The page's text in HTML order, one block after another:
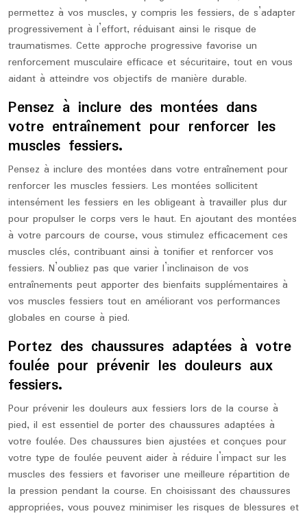
permettez à vos muscles, y compris les fessiers, de s’adapter
progressivement à l’effort, réduisant ainsi le risque de
traumatismes. Cette approche progressive favorise un
renforcement musculaire efficace et sécuritaire, tout en vous
aidant à atteindre vos objectifs de manière durable.
Pensez à inclure des montées dans
votre entraînement pour renforcer les
muscles fessiers.
Pensez à inclure des montées dans votre entraînement pour
renforcer les muscles fessiers. Les montées sollicitent
intensément les fessiers en les obligeant à travailler plus dur
pour propulser le corps vers le haut. En ajoutant des montées
à votre parcours de course, vous stimulez efficacement ces
muscles clés, contribuant ainsi à tonifier et renforcer vos
fessiers. N’oubliez pas que varier l’inclinaison de vos
entraînements peut apporter des bienfaits supplémentaires à
vos muscles fessiers tout en améliorant vos performances
globales en course à pied.
Portez des chaussures adaptées à votre
foulée pour prévenir les douleurs aux
fessiers.
Pour prévenir les douleurs aux fessiers lors de la course à
pied, il est essentiel de porter des chaussures adaptées à
votre foulée. Des chaussures bien ajustées et conçues pour
votre type de foulée peuvent aider à réduire l’impact sur les
muscles des fessiers et favoriser une meilleure répartition de
la pression pendant la course. En choisissant des chaussures
appropriées, vous pouvez minimiser les risques de blessures et